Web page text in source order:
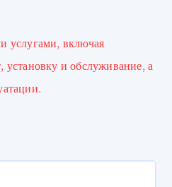
услугами, включая
установку и обслуживание, а